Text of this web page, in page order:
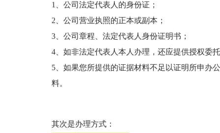
1、公司法定代表人的身份证；
2、公司营业执照的正本或副本；
3、公司章程、法定代表人身份证明书；
4、如非法定代表人本人办理，还应提供授权委
5、如果您所提供的证据材料不足以证明所申办
料。
其次是办理方式：